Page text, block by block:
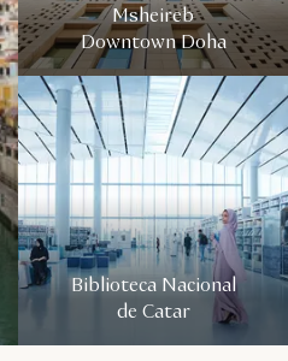
Msheireb
Downtown Doha
Biblioteca Nacional
de Catar